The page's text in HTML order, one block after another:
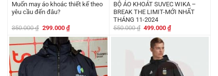
Muốn may áo khoác thiết kế theo
yêu cầu đến đâu?
350.000₫ Giá
là:
350.000 ₫.
299.000 ₫Giá
hiện
tại
là:
299.000 ₫.
BỘ ÁO KHOÁT SUVEC WIKA –
BREAK THE LIMIT-MỚI NHẤT
THÁNG 11-2024
550.000₫ Giá
là:
550.000 ₫.
499.000₫Giá